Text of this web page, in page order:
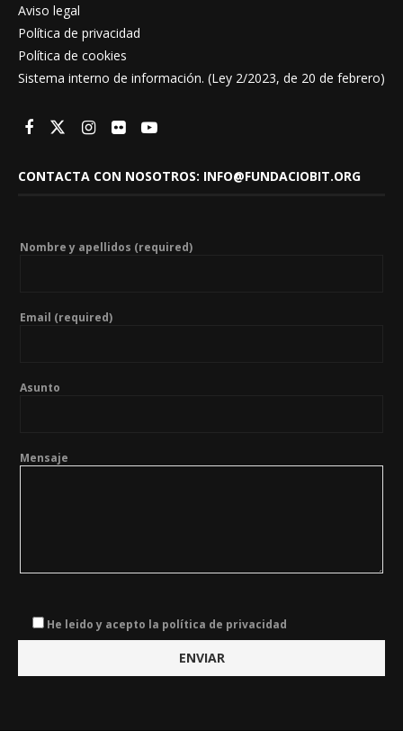
Aviso legal
Política de privacidad
Política de cookies
Sistema interno de información. (Ley 2/2023, de 20 de febrero)
CONTACTA CON NOSOTROS: INFO@FUNDACIOBIT.ORG
Nombre y apellidos (required)
Email (required)
Asunto
Mensaje
He leido y acepto la política de privacidad